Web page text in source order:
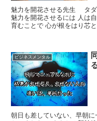
魅力を開花させる先生 タダノです。
魅力を開花させるには 人は自分を知り、自分と向き合い、 自己愛を
育むことで 心が根をはり芯となる。 芯が整うと、自
ビジネスメンタル
朝日も差していない、早朝